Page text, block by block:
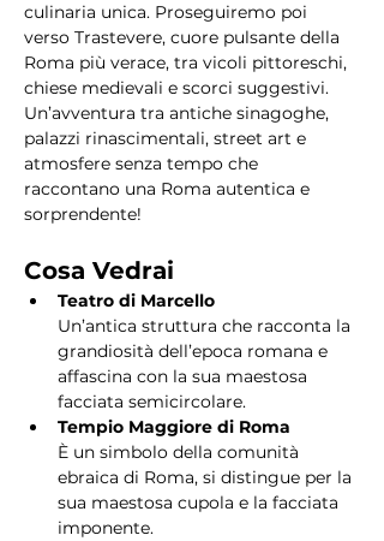
culinaria unica. Proseguiremo poi
verso Trastevere, cuore pulsante della
Roma più verace, tra vicoli pittoreschi,
chiese medievali e scorci suggestivi.
Un’avventura tra antiche sinagoghe,
palazzi rinascimentali, street art e
atmosfere senza tempo che
raccontano una Roma autentica e
sorprendente!
Cosa Vedrai
Teatro di Marcello
Un’antica struttura che racconta la
grandiosità dell’epoca romana e
affascina con la sua maestosa
facciata semicircolare.
Tempio Maggiore di Roma
È un simbolo della comunità
ebraica di Roma, si distingue per la
sua maestosa cupola e la facciata
imponente.